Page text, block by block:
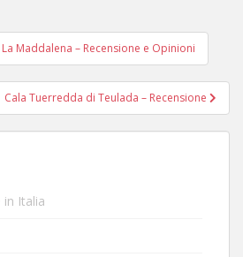
Maddalena – Recensione e Opinioni
Cala Tuerredda di Teulada – Recensione
in Italia